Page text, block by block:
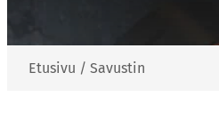
Etusivu / Savustin